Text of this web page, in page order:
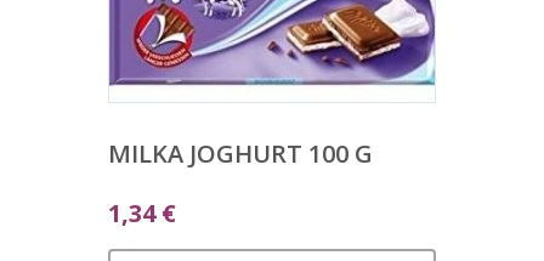
MILKA JOGHURT 100 G
1,34€